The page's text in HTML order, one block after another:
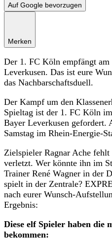
Auf Google bevorzugen
Merken
Der 1. FC Köln empfängt
Leverkusen. Das ist eure
das Nachbarschaftsduell.
Der Kampf um den
Spieltag ist der 1. FC Köln
Bayer Leverkusen gefordert.
Samstag im Rhein-Energie-
Zielspieler Ragnar Ache
verletzt. Wer könnte ihn im
Trainer René Wagner in der
spielt in der Zentrale?
nach eurer Wunsch-
Ergebnis:
Diese elf Spieler haben die
bekommen: